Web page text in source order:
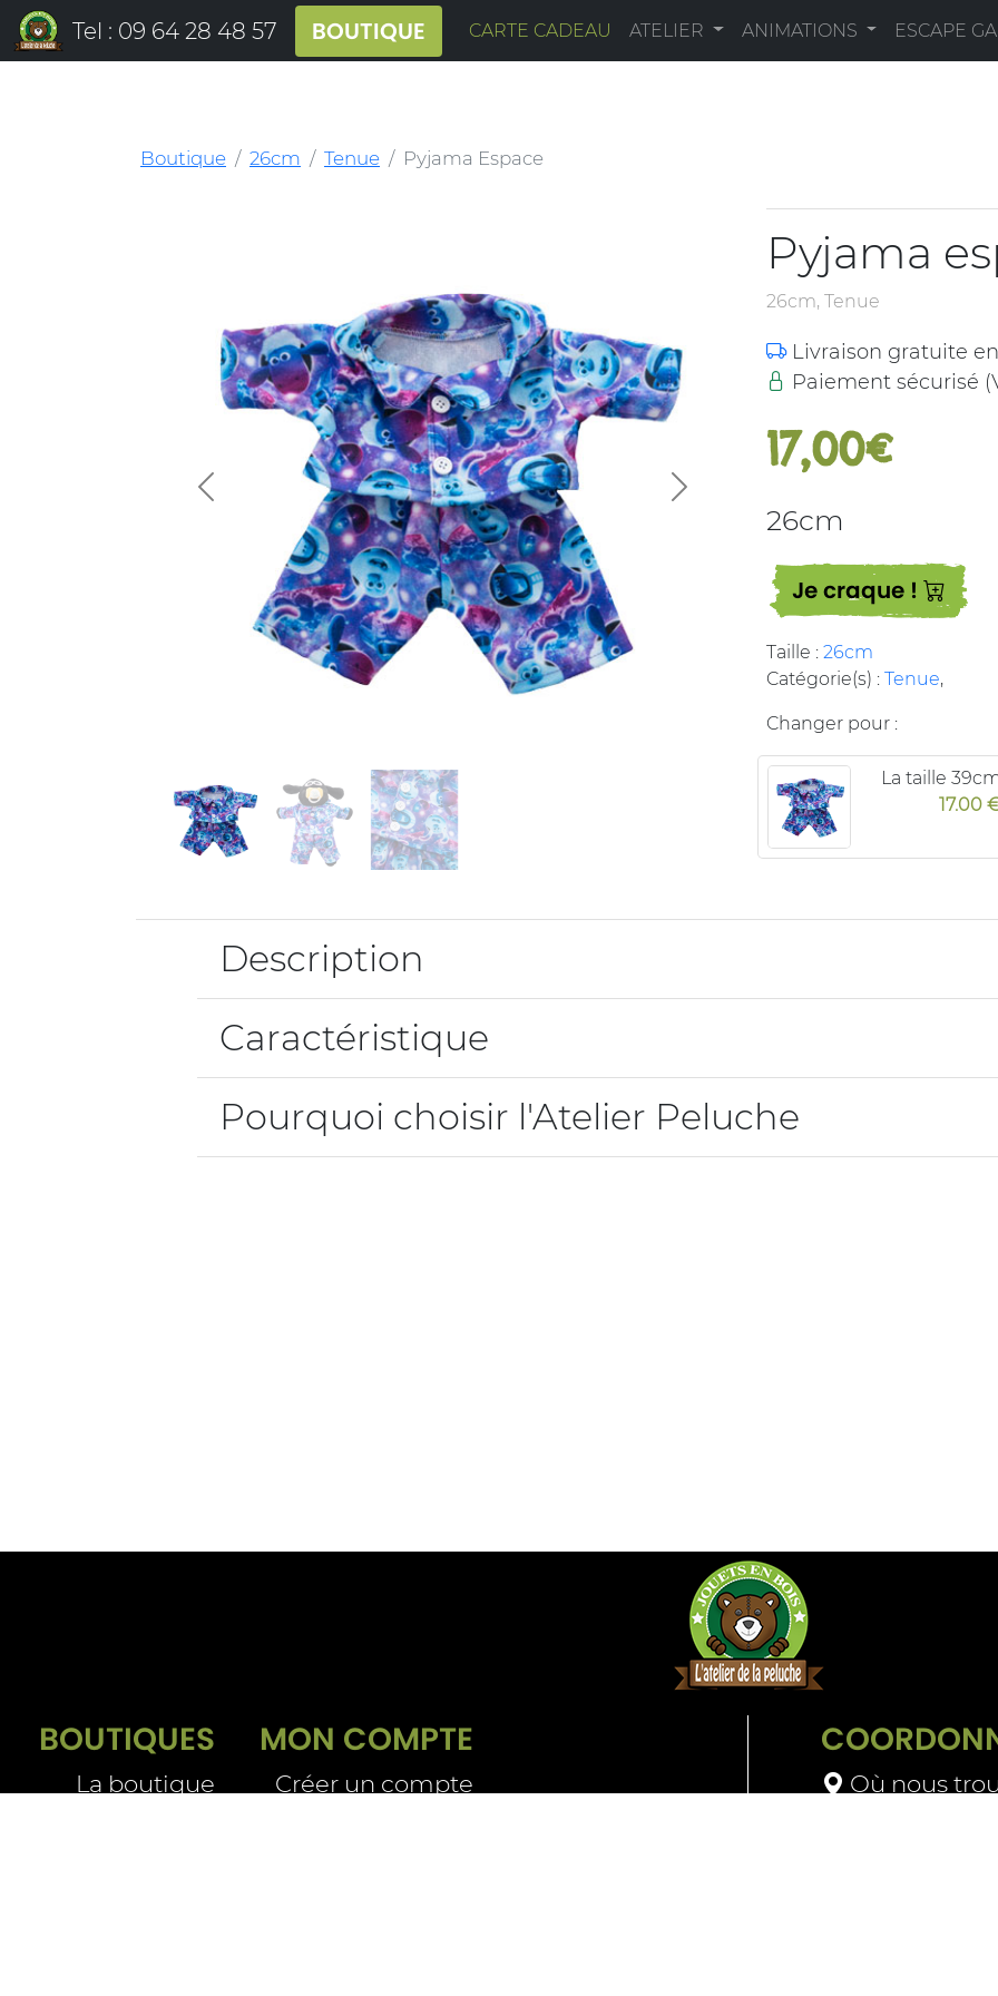
Tel : 09 64 28 48 57 BOUTIQUE CARTE CADEAU ATELIER ANIMATIONS ESCAPE
Boutique 26cm Tenue Pyjama Espace
Previous Next
Pyjama
26cm, Tenue
Livraison gratuite
Paiement sécurisé
17,00€
26cm
Je craque !
Taille : 26cm
Catégorie(s) : Tenue,
Changer pour :
La taille
17.00
Description
Caractéristique
Pourquoi choisir l'Atelier Peluche
BOUTIQUES
La boutique
MON COMPTE
Créer un compte
Où nous